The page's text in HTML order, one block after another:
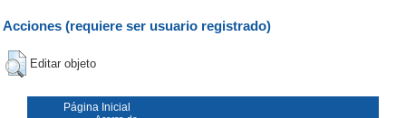
Acciones (requiere ser usuario registrado)
Editar objeto
Página Inicial